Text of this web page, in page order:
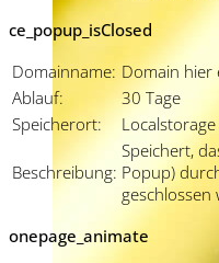
ce_popup_isClosed
Domainname: Domain hier
Ablauf:
30 Tage
Speicherort:
Localstorage
Beschreibung:
Speichert,
Popup)
geschlossen
onepage_animate